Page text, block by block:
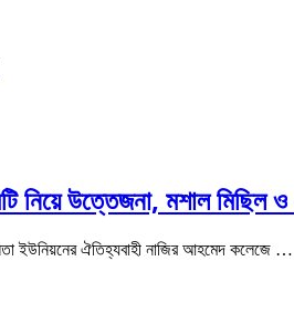
নিয়ে উত্তেজনা, মশাল মিছিল ও
ইউনিয়নের ঐতিহ্যবাহী নাজির আহমেদ কলেজে …